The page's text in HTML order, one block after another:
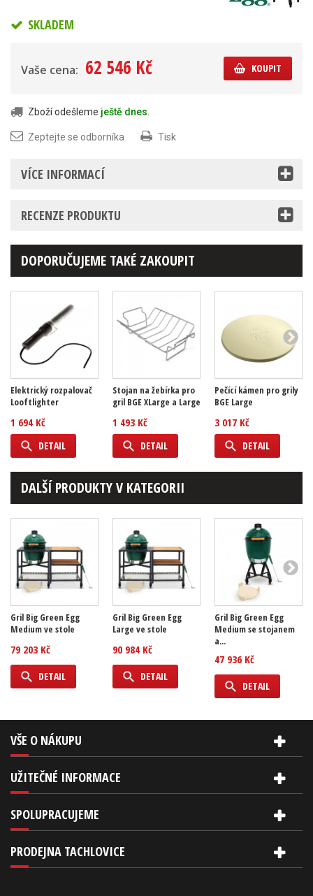
SKLADEM
Vaše cena: 62 546 Kč KOUPIT
Zboží odešleme ještě dnes
Zeptejte se odborníka Tisk
VÍCE INFORMACÍ
RECENZE PRODUKTU
DOPORUČUJEME TAKÉ ZAKOUPIT
Elektrický rozpalovač
Looftlighter
1 694 Kč
DETAIL
Stojan na žebírka pro
gril BGE XLarge a Large
1 493 Kč
DETAIL
Pečící kámen pro grily
BGE Large
3 017 Kč
DETAIL
DALŠÍ PRODUKTY V KATEGORII
Gril Big Green Egg
Medium ve stole
79 203 Kč
DETAIL
Gril Big Green Egg
Large ve stole
90 984 Kč
DETAIL
Gril Big Green Egg
Medium se stojanem
a...
47 936 Kč
DETAIL
VŠE O NÁKUPU
UŽITEČNÉ INFORMACE
SPOLUPRACUJEME
PRODEJNA TACHLOVICE